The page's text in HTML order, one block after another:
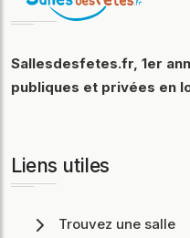
Sallesdesfetes.fr, 1er
publiques et privées en
Liens utiles
Trouvez une salle